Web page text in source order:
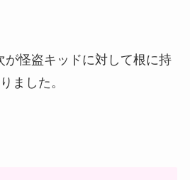
が怪盗キッドに対して根に持
ました。